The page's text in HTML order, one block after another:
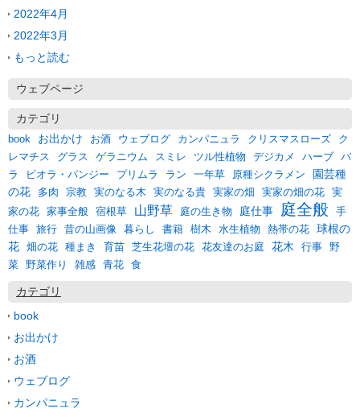
2022年4月
2022年3月
もっと読む
ウェブページ
カテゴリ
book お出かけ お酒 ウェブログ カンパニュラ クリスマスローズ
ク
レマチス
グラス ゲラニウム スミレ ツル性植物 デジカメ ハーブ
バ
ラ
ビオラ・パンジー プリムラ ラン 一年草 原種シクラメン
園芸種
の花
多肉 宗教 実のなる木 実のなる貴 実家の畑 実家の畑の花
実
家の花
家事全般 宿根草 山野草 庭の生き物 庭仕事 庭全般
手
仕事
旅行 昔の山画像 暮らし 書籍 樹木 水生植物 熱帯の花
球根の
花
畑の花 種まき 育苗 芝生花壇の花 花友達のお庭 花木 行事
野
菜
野菜作り 雑感 青花 食
カテゴリ
book
お出かけ
お酒
ウェブログ
カンパニュラ